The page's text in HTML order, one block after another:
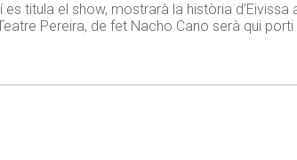
es titula el show, mostrarà la història
Pereira, de fet Nacho Cano serà qui